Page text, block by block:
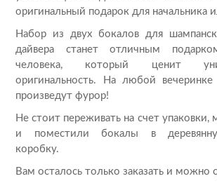
оригинальный подарок для начальника
Набор из двух бокалов для
дайвера станет отличным
человека, который ценит
оригинальность. На любой
произведут фурор!
Не стоит переживать на счет упаковки,
и поместили бокалы в
коробку.
Вам осталось только заказать и можно